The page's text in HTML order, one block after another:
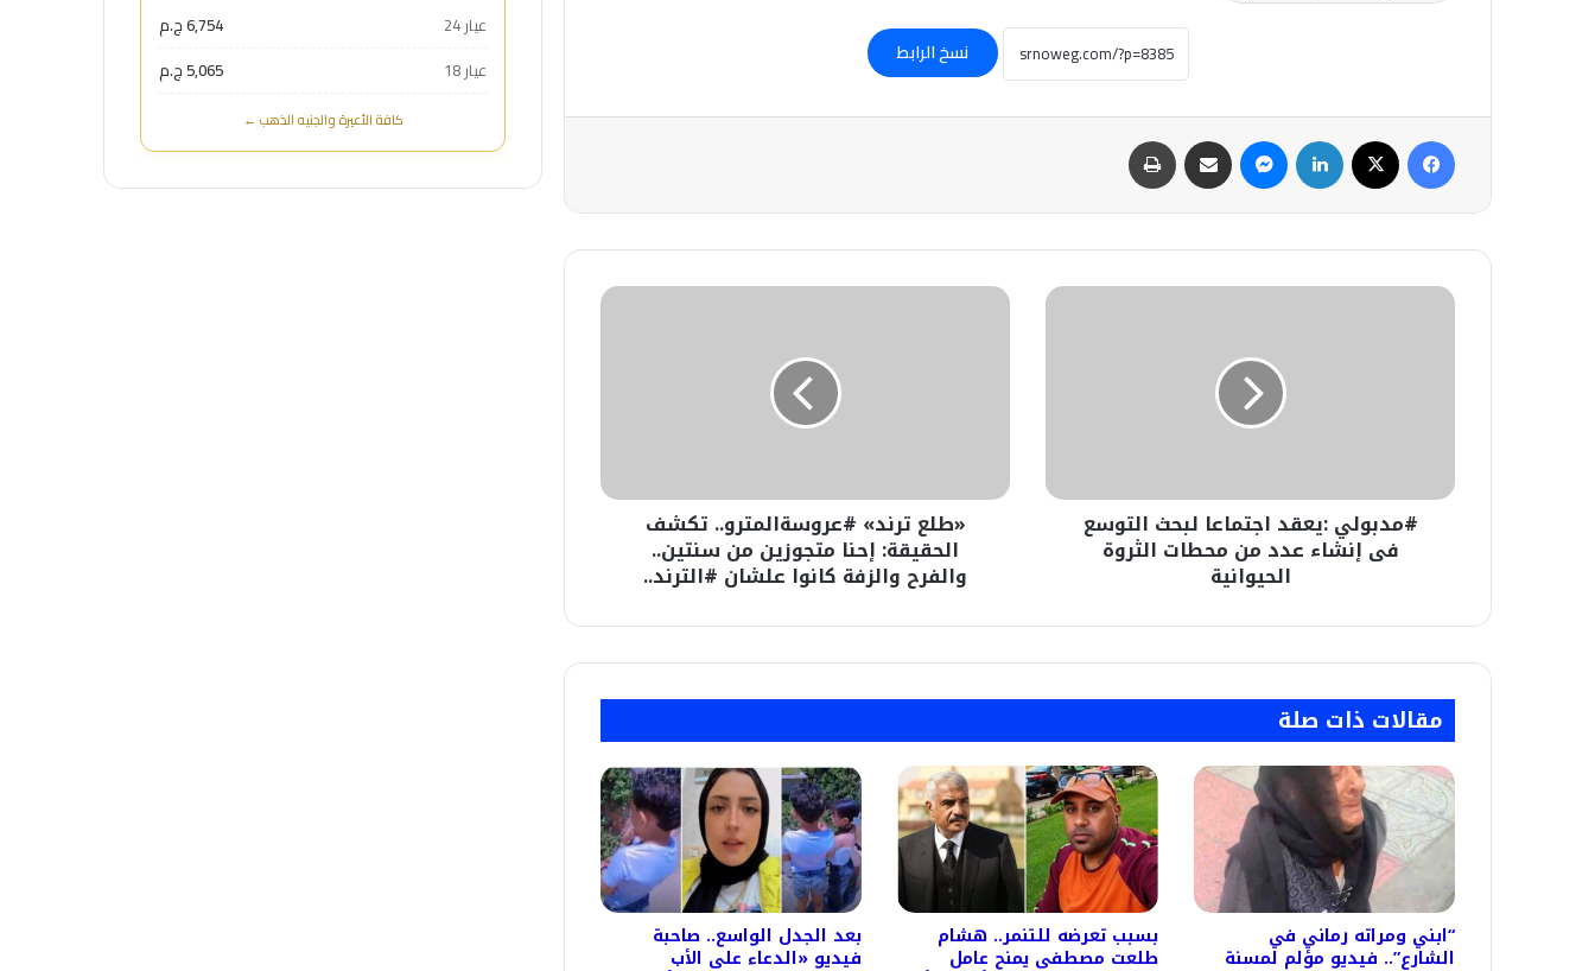
نسخ الرابط
فيسبوك لينكدإن ماسنجر مشاركة عبر البريد
#مدبولي
من
محطات#مدبولي :يعقد اجتماعا لبحث التوسع
فى إنشاء عدد من محطات الثروة
الحيوانية
«طلع
سنتين..
#الترند..
«طلع ترند» #عروسةالمترو.. تكشف
الحقيقة: إحنا متجوزين من سنتين..
والفرح والزفة كانوا علشان #الترند..
مقالات ذات صلة
“ابني ومراته رماني في
الشارع”.. فيديو مؤلم لمسنة
بسبب تعرضه للتنمر.. هشام
طلعت مصطفى يمنح عامل
بعد الجدل الواسع.. صاحبة
فيديو «الدعاء على الأب
عيار 24
6,754 ج.م
عيار 18
5,065 ج.م
كافة الأعيرة والجنيه الذهب ←